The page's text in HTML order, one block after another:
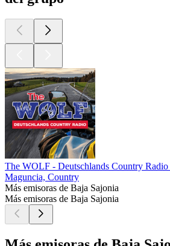
The WOLF - Deutschlands Country Radio
Maguncia, Country
Más emisoras de Baja Sajonia
Más emisoras de Baja Sajonia